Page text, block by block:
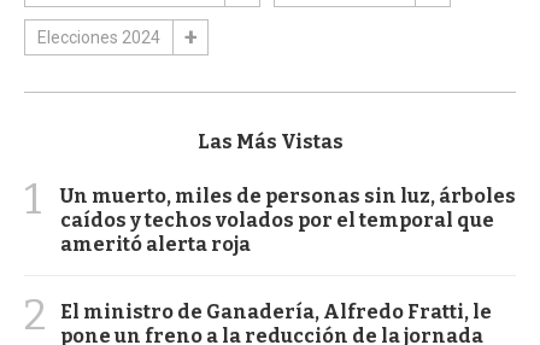
Elecciones 2024
Las Más Vistas
1
Un muerto, miles de personas sin luz, árboles
caídos y techos volados por el temporal que
ameritó alerta roja
2
El ministro de Ganadería, Alfredo Fratti, le
pone un freno a la reducción de la jornada